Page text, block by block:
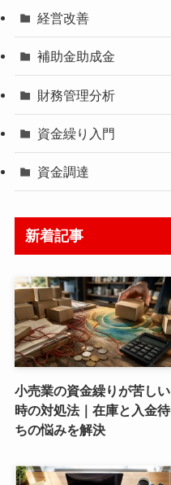
経営改善
補助金助成金
財務管理分析
資金繰り入門
資金調達
新着記事
小売業の資金繰りが苦しい
時の対処法｜在庫と入金待
ちの悩みを解決